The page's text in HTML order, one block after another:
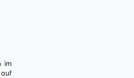
im